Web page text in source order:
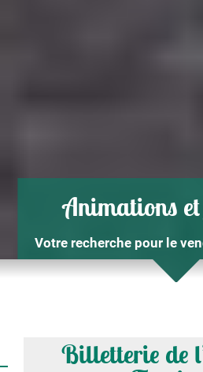
Animations
Votre recherche pour le
Billetterie de